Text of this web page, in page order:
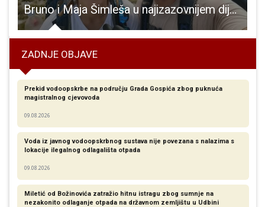
Bruno i Maja Šimleša u najizazovnijem dijelu humanitarnog poduhvata na Via Adriatici planinare Velebitom
ZADNJE OBJAVE
Prekid vodoopskrbe na području Grada Gospića zbog puknuća
magistralnog cjevovoda
09.08.2026
Voda iz javnog vodoopskrbnog sustava nije povezana s nalazima s
lokacije ilegalnog odlagališta otpada
09.08.2026
Miletić od Božinovića zatražio hitnu istragu zbog sumnje na
nezakonito odlaganje otpada na državnom zemljištu u Udbini